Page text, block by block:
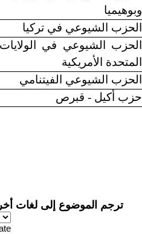
وبوهيميا
الحزب الشيوعي في تركيا
الحزب الشيوعي في الولايات
المتحدة الأمريكية
الحزب الشيوعي الفيتنامي
حزب أكيل - قبرص
ترجم الموضوع إلى لغات